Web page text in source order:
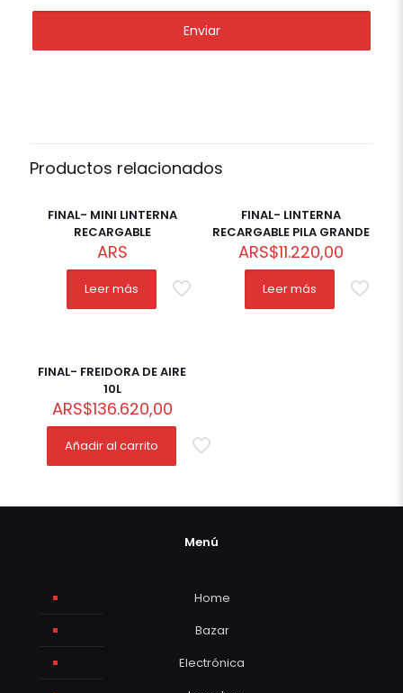
Productos relacionados
FINAL- MINI LINTERNA
RECARGABLE
ARS
Leer más
FINAL- LINTERNA
RECARGABLE PILA GRANDE
ARS$11.220,00
Leer más
FINAL- FREIDORA DE AIRE
10L
ARS$136.620,00
Añadir al carrito
Menú
Home
Bazar
Electrónica